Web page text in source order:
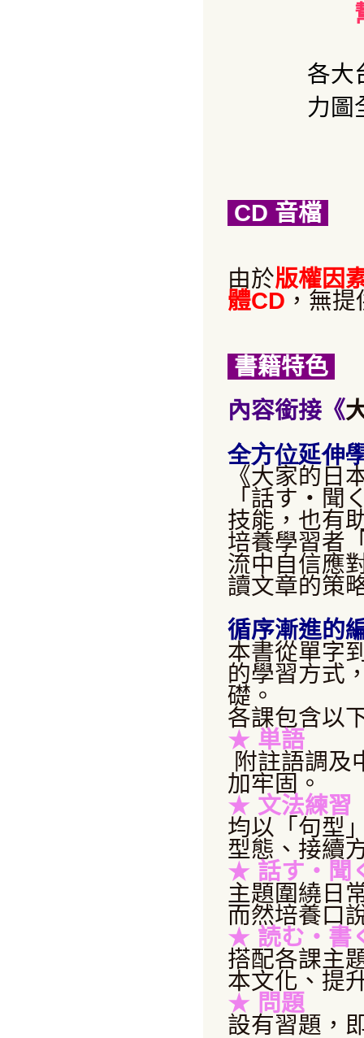
各大
力圖
CD 音檔
由於版權因
體CD ，無
書籍特色
內容銜接《
全方位延伸
《大家的日
「話す・聞
技能，也有
培養學習者
流中自信應
讀文章的策
循序漸進的
本書從單字
的學習方式
礎。
各課包含以
★ 単語
附註語調及
加牢固。
★ 文法練習
均以「句型
型態、接續
★ 話す・聞
主題圍繞日
而然培養口
★ 読む・書
搭配各課主
本文化、提
★ 問題
設有習題，